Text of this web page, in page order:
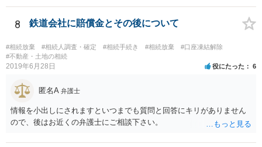
払い義務があります。
8 鉄道会社に賠償金とその後について
#相続放棄 #相続人調査・確定 #相続手続き #相続放棄
#口座凍結解除
#不動産・土地の相続
2019年6月28日 役にたった 6
匿名A 弁護士
情報を小出しにされますといつまでも質問と回答にキリがありません
ので、後はお近くの弁護士にご相談下さい。